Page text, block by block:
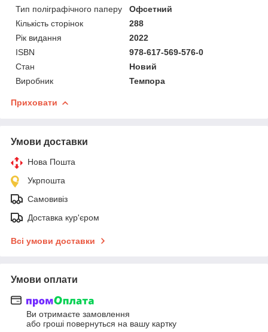
Тип поліграфічного паперу
Офсетний
Кількість сторінок
288
Рік видання
2022
ISBN
978-617-569-576-0
Стан
Новий
Виробник
Темпора
Приховати
Умови доставки
Нова Пошта
Укрпошта
Самовивіз
Доставка кур'єром
Всі умови доставки
Умови оплати
Ви отримаєте замовлення
або гроші повернуться на вашу картку